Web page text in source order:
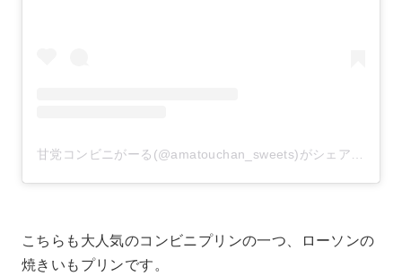
甘党コンビニがーる(@amatouchan_sweets)がシェアした投稿
こちらも大人気のコンビニプリンの一つ、ローソンの
焼きいもプリンです。